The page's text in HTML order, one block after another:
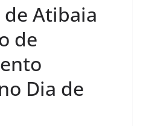
Atibaia
de
Dia de